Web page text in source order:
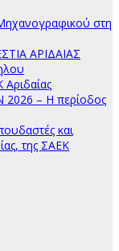
στη
ΑΡΙΔΑΙΑΣ
– Η περίοδος
και
της ΣΑΕΚ